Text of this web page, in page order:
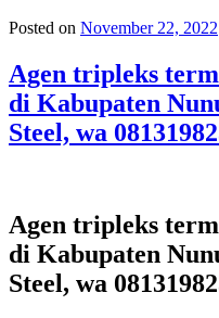
Posted on November 22, 2022
Agen tripleks
di Kabupaten
Steel, wa
Agen tripleks
di Kabupaten
Steel, wa